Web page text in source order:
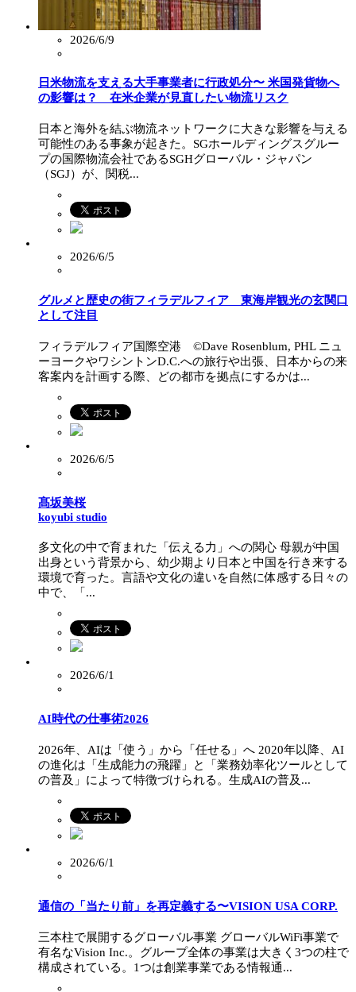
2026/6/9
日米物流を支える大手事業者に行政処分〜 米国発貨物へ
の影響は？ 在米企業が見直したい物流リスク
日本と海外を結ぶ物流ネットワークに大きな影響を与える
可能性のある事象が起きた。SGホールディングスグルー
プの国際物流会社であるSGHグローバル・ジャパン
（SGJ）が、関税...
2026/6/5
グルメと歴史の街フィラデルフィア 東海岸観光の玄関口
として注目
フィラデルフィア国際空港 ©Dave Rosenblum, PHL ニュ
ーヨークやワシントンD.C.への旅行や出張、日本からの来
客案内を計画する際、どの都市を拠点にするかは...
2026/6/5
髙坂美桜
koyubi studio
多文化の中で育まれた「伝える力」への関心 母親が中国
出身という背景から、幼少期より日本と中国を行き来する
環境で育った。言語や文化の違いを自然に体感する日々の
中で、「...
2026/6/1
AI時代の仕事術2026
2026年、AIは「使う」から「任せる」へ 2020年以降、AI
の進化は「生成能力の飛躍」と「業務効率化ツールとして
の普及」によって特徴づけられる。生成AIの普及...
2026/6/1
通信の「当たり前」を再定義する〜VISION USA CORP.
三本柱で展開するグローバル事業 グローバルWiFi事業で
有名なVision Inc.。グループ全体の事業は大きく3つの柱で
構成されている。1つは創業事業である情報通...